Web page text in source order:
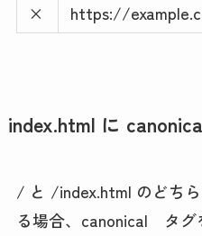
×
https://
index.html に
/ と /index.html のどち
る場合、canonical タグ